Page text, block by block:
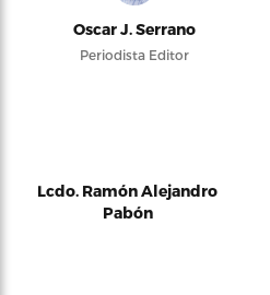
Oscar J. Serrano
Periodista Editor
Lcdo. Ramón Alejandro
Pabón